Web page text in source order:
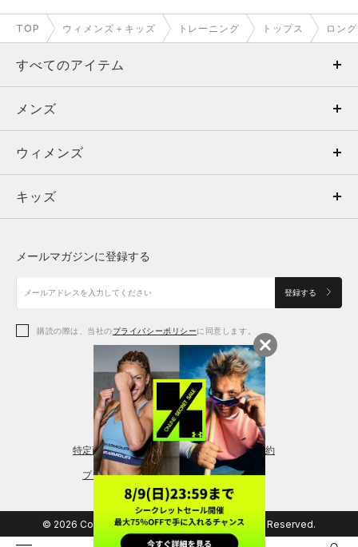
TOP ウィメンズ＋キッズ トレーニング トップス ロン
すべてのアイテム
メンズ
ウィメンズ
キッズ
アクセサリー
メンズ
トップス
ボトムス
アクセサリー
ウィメンズ
トップス
シューズ
アクセサリー
レギンス＆タイツ
キッズ
シューズ
メールマガジンに登録する
登録する
購読の際は、当社のプライバシーポリシーに同意します。
特定商取引法に基づく通販の表記 会員規約
プライバシーポリシー
© 2026 Copyright DOME Corporation. All Rights Reserved.